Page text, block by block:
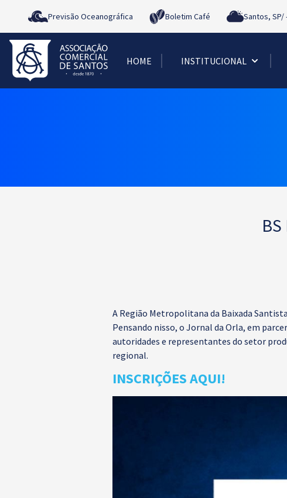
Previsão Oceanográfica Boletim Café Santos, SP/
HOME INSTITUCIONAL
A Região Metropolitana da Baixada
Pensando nisso, o Jornal da Orla, em
autoridades e representantes do setor
regional.
INSCRIÇÕES AQUI!